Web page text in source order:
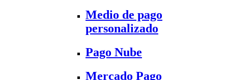
Medio de pago
personalizado
Pago Nube
Mercado Pago